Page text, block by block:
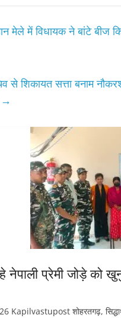
मेले में विधायक ने बांटे बीज
से शिकायत सत्ता बनाम
→
नेपाली प्रेमी जोड़े को
शोहरतगढ़,